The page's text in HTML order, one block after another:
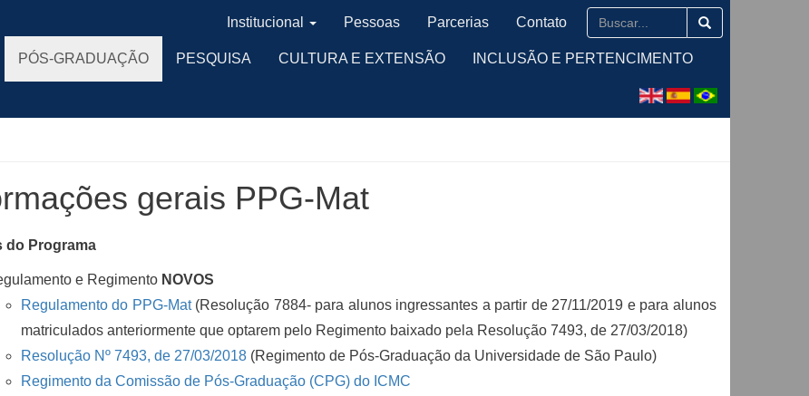
PÓS-GRADUAÇÃO PESQUISA CULTURA E EXTENSÃO INCLUSÃO E PERTENCIMENTO
Institucional Pessoas Parcerias Contato
gerais PPG-Mat
do Programa
e Regimento NOVOS
Regulamento do PPG-Mat(Resolução 7884- para alunos ingressantes a partir de 27/11/2019 e para alunos
matriculados anteriormente que optarem pelo Regimento baixado pela Resolução 7493, de 27/03/2018)
Resolução Nº 7493, de 27/03/2018(Regimento de Pós-Graduação da Universidade de São Paulo)
Regimento da Comissão de Pós-Graduação (CPG) do ICMC